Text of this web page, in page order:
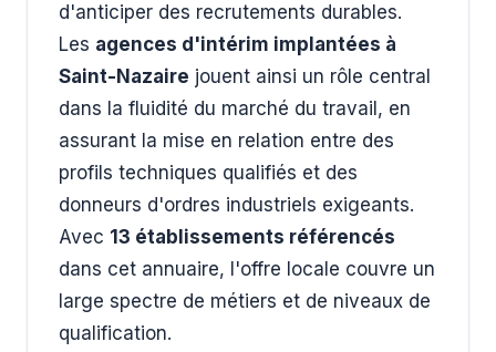
d'anticiper des recrutements durables.
Les agences d'intérim implantées à
Saint-Nazaire jouent ainsi un rôle central
dans la fluidité du marché du travail, en
assurant la mise en relation entre des
profils techniques qualifiés et des
donneurs d'ordres industriels exigeants.
Avec 13 établissements référencés
dans cet annuaire, l'offre locale couvre un
large spectre de métiers et de niveaux de
qualification.